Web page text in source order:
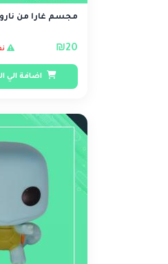
مجسم غارا من
₪20
اضافة الي